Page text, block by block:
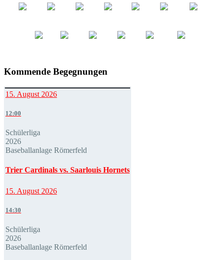
Kommende Begegnungen
15. August 2026
12:00
Schülerliga
2026
Baseballanlage Römerfeld
Trier Cardinals vs. Saarlouis Hornets
15. August 2026
14:30
Schülerliga
2026
Baseballanlage Römerfeld